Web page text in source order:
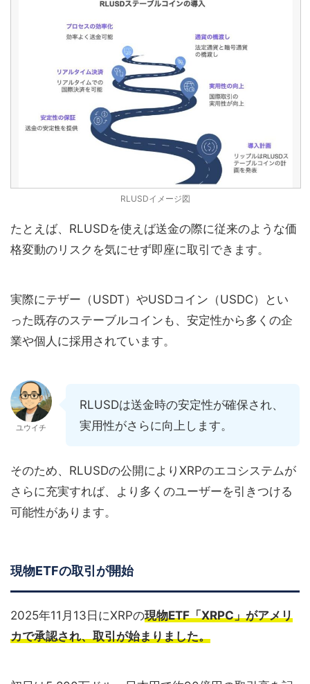
RLUSDイメージ図
たとえば、RLUSDを使えば送金の際に従来のような価
格変動のリスクを気にせず即座に取引できます。
実際にテザー（USDT）やUSDコイン（USDC）とい
った既存のステーブルコインも、安定性から多くの企
業や個人に採用されています。
ユウイチ
RLUSDは送金時の安定性が確保され、
実用性がさらに向上します。
そのため、RLUSDの公開によりXRPのエコシステムが
さらに充実すれば、より多くのユーザーを引きつける
可能性があります。
現物ETFの取引が開始
2025年11月13日にXRPの現物ETF「XRPC」がアメリ
カで承認され、取引が始まりました。